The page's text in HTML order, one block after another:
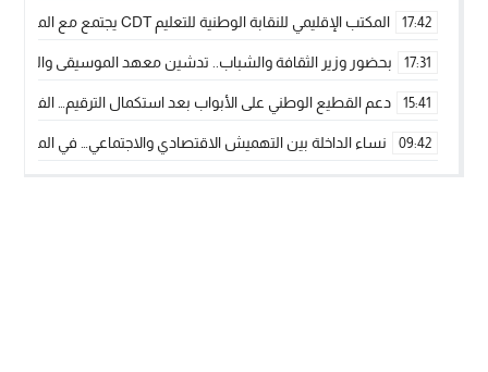
17:42 المكتب الإقليمي للنقابة الوطنية للتعليم CDT يجتمع مع المدير الإقليمي لمناقشة ملفات جوهرية لنساء ورجال التعليم
17:31 بحضور وزير الثقافة والشباب.. تدشين معهد الموسيقى والفنون
15:41 دعم القطيع الوطني على الأبواب بعد استكمال الترقيم…
09:42 نساء الداخلة بين التهميش الاقتصادي والاجتماعي… في المؤسسات